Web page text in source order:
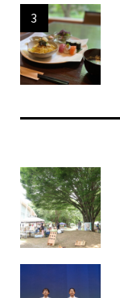
3